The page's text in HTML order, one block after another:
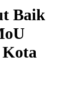
Baik
Kota